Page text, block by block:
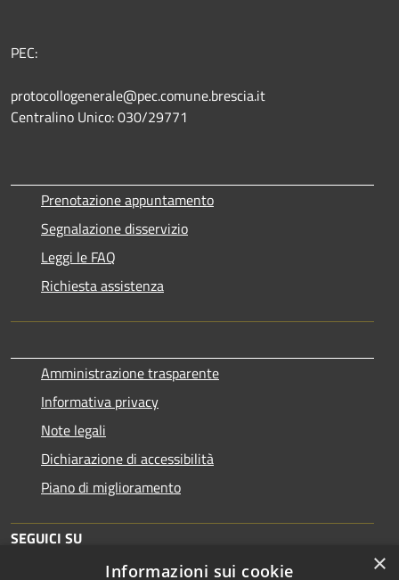
PEC:
protocollogenerale@pec.comune.brescia.it
Centralino Unico: 030/29771
Prenotazione appuntamento
Segnalazione disservizio
Leggi le FAQ
Richiesta assistenza
Amministrazione trasparente
Informativa privacy
Note legali
Dichiarazione di accessibilità
Piano di miglioramento
SEGUICI SU
×
Informazioni sui cookie